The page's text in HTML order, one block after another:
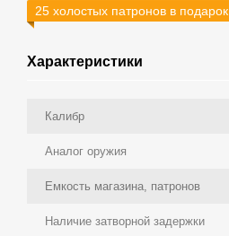
25 холостых патронов в подарок
Характеристики
Калибр
Аналог оружия
Емкость магазина, патронов
Наличие затворной задержки